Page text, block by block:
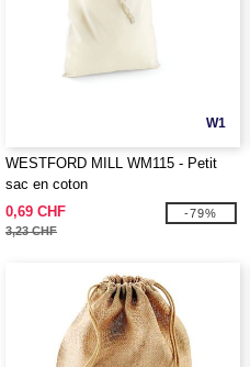
W1
WESTFORD MILL WM115 - Petit
sac en coton
0,69 CHF
3,23 CHF
-79%